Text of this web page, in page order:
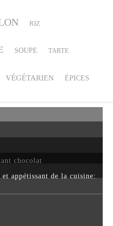
RIZ
SOUPE TARTE
VÉGÉTARIEN ÉPICES
chocolat
appétissant de la cuisine: